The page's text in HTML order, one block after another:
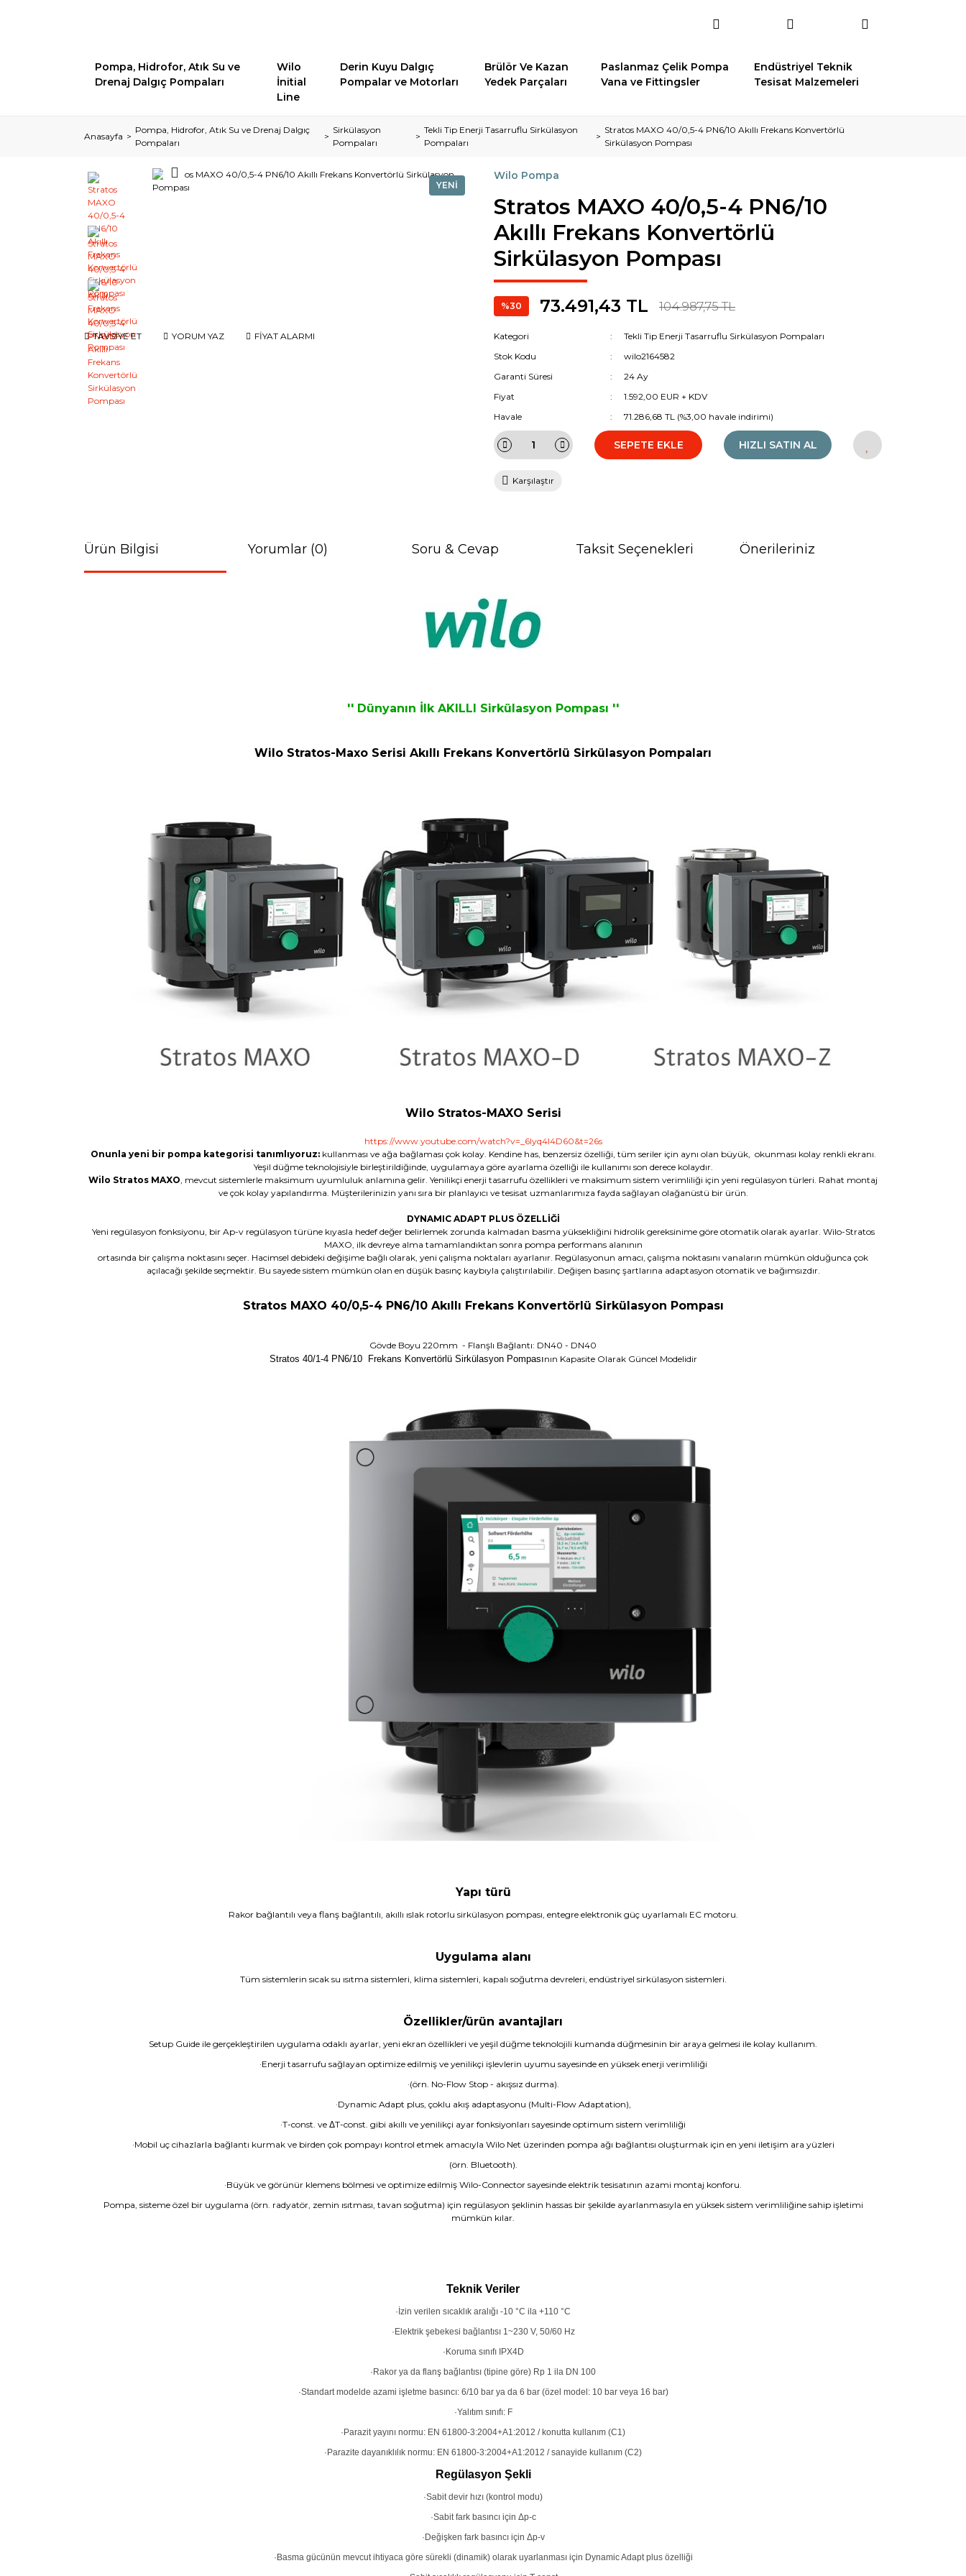
Pompa, Hidrofor, Atık Su ve
Drenaj Dalgıç Pompaları
Wilo
İnitial
Line
Derin Kuyu Dalgıç
Pompalar ve Motorları
Brülör Ve Kazan
Yedek Parçaları
Paslanmaz Çelik Pompa
Vana ve Fittingsler
Endüstriyel Teknik
Tesisat Malzemeleri
Anasayfa
Pompa, Hidrofor, Atık Su ve Drenaj Dalgıç
Pompaları
Sirkülasyon
Pompaları
Tekli Tip Enerji Tasarruflu Sirkülasyon
Pompaları
Stratos MAXO 40/0,5-4 PN6/10 Akıllı Frekans Konvertörlü
Sirkülasyon Pompası
YENİ
TAVSİYE ET YORUM YAZ FİYAT ALARMI
Wilo Pompa
Stratos MAXO 40/0,5-4 PN6/10
Akıllı Frekans Konvertörlü
Sirkülasyon Pompası
%30 73.491,43 TL 104.987,75 TL
Kategori
Tekli Tip Enerji Tasarruflu Sirkülasyon Pompaları
Stok Kodu
wilo2164582
Garanti Süresi
24 Ay
Fiyat
1.592,00 EUR + KDV
Havale
71.286,68 TL (%3,00 havale indirimi)
SEPETE EKLE HIZLI SATIN AL
Karşılaştır
Ürün Bilgisi Yorumlar (0) Soru & Cevap Taksit Seçenekleri Önerileriniz
'' Dünyanın İlk AKILLI Sirkülasyon Pompası ''
Wilo Stratos-Maxo Serisi Akıllı Frekans Konvertörlü Sirkülasyon Pompaları
Wilo Stratos-MAXO Serisi
https://www.youtube.com/watch?v=_6lyq4l4D60&t=26s
Onunla yeni bir pompa kategorisi tanımlıyoruz:kullanması ve ağa bağlaması çok kolay. Kendine has, benzersiz özelliği, tüm seriler için aynı olan büyük, okunması kolay renkli ekranı.
Yeşil düğme teknolojisiyle birleştirildiğinde, uygulamaya göre ayarlama özelliği ile kullanımı son derece kolaydır.
Wilo Stratos MAXO, mevcut sistemlerle maksimum uyumluluk anlamına gelir. Yenilikçi enerji tasarrufu özellikleri ve maksimum sistem verimliliği için yeni regülasyon türleri. Rahat montaj
ve çok kolay yapılandırma. Müşterilerinizin yanı sıra bir planlayıcı ve tesisat uzmanlarımıza fayda sağlayan olağanüstü bir ürün.
DYNAMIC ADAPT PLUS ÖZELLİĞİ
Yeni regülasyon fonksiyonu, bir Ap-v regülasyon türüne kıyasla hedef değer belirlemek zorunda kalmadan basma yüksekliğini hidrolik gereksinime göre otomatik olarak ayarlar. Wilo-Stratos
MAXO, ilk devreye alma tamamlandıktan sonra pompa performans alanının
ortasında bir çalışma noktasını seçer. Hacimsel debideki değişime bağlı olarak, yeni çalışma noktaları ayarlanır. Regülasyonun amacı, çalışma noktasını vanaların mümkün olduğunca çok
açılacağı şekilde seçmektir. Bu sayede sistem mümkün olan en düşük basınç kaybıyla çalıştırılabilir. Değişen basınç şartlarına adaptasyon otomatik ve bağımsızdır.
Stratos MAXO 40/0,5-4 PN6/10 Akıllı Frekans Konvertörlü Sirkülasyon Pompası
Gövde Boyu 220mm - Flanşlı Bağlantı: DN40 - DN40
Stratos 40/1-4 PN6/10 Frekans Konvertörlü Sirkülasyon Pompasının Kapasite Olarak Güncel Modelidir
Yapı türü
Rakor bağlantılı veya flanş bağlantılı, akıllı ıslak rotorlu sirkülasyon pompası, entegre elektronik güç uyarlamalı EC motoru.
Uygulama alanı
Tüm sistemlerin sıcak su ısıtma sistemleri, klima sistemleri, kapalı soğutma devreleri, endüstriyel sirkülasyon sistemleri.
Özellikler/ürün avantajları
Setup Guide ile gerçekleştirilen uygulama odaklı ayarlar, yeni ekran özellikleri ve yeşil düğme teknolojili kumanda düğmesinin bir araya gelmesi ile kolay kullanım.
·Enerji tasarrufu sağlayan optimize edilmiş ve yenilikçi işlevlerin uyumu sayesinde en yüksek enerji verimliliği
·(örn. No-Flow Stop - akışsız durma).
·Dynamic Adapt plus, çoklu akış adaptasyonu (Multi-Flow Adaptation),
·T-const. ve ΔT-const. gibi akıllı ve yenilikçi ayar fonksiyonları sayesinde optimum sistem verimliliği
·Mobil uç cihazlarla bağlantı kurmak ve birden çok pompayı kontrol etmek amacıyla Wilo Net üzerinden pompa ağı bağlantısı oluşturmak için en yeni iletişim ara yüzleri
(örn. Bluetooth).
·Büyük ve görünür klemens bölmesi ve optimize edilmiş Wilo-Connector sayesinde elektrik tesisatının azami montaj konforu.
Pompa, sisteme özel bir uygulama (örn. radyatör, zemin ısıtması, tavan soğutma) için regülasyon şeklinin hassas bir şekilde ayarlanmasıyla en yüksek sistem verimliliğine sahip işletimi
mümkün kılar.
Teknik Veriler
·İzin verilen sıcaklık aralığı -10 °C ila +110 °C
·Elektrik şebekesi bağlantısı 1~230 V, 50/60 Hz
·Koruma sınıfı IPX4D
·Rakor ya da flanş bağlantısı (tipine göre) Rp 1 ila DN 100
·Standart modelde azami işletme basıncı: 6/10 bar ya da 6 bar (özel model: 10 bar veya 16 bar)
·Yalıtım sınıfı: F
·Parazit yayını normu: EN 61800-3:2004+A1:2012 / konutta kullanım (C1)
·Parazite dayanıklılık normu: EN 61800-3:2004+A1:2012 / sanayide kullanım (C2)
Regülasyon Şekli
·Sabit devir hızı (kontrol modu)
·Sabit fark basıncı için Δp-c
·Değişken fark basıncı için Δp-v
·Basma gücünün mevcut ihtiyaca göre sürekli (dinamik) olarak uyarlanması için Dynamic Adapt plus özelliği